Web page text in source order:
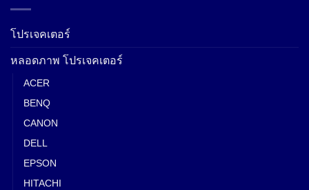
โปรเจคเตอร์
หลอดภาพ โปรเจคเตอร์
ACER
BENQ
CANON
DELL
EPSON
HITACHI